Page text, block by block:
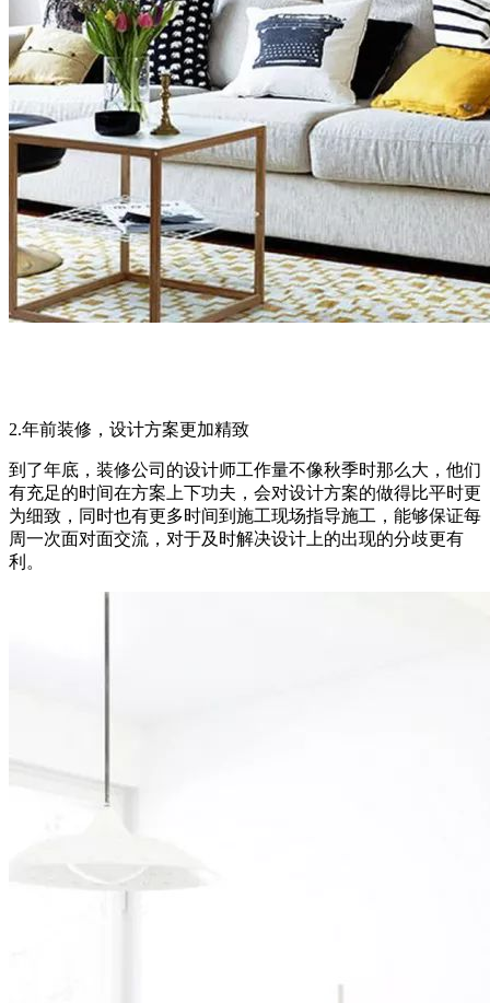
2.年前装修，设计方案更加精致
到了年底，装修公司的设计师工作量不像秋季时那么大，他们
有充足的时间在方案上下功夫，会对设计方案的做得比平时更
为细致，同时也有更多时间到施工现场指导施工，能够保证每
周一次面对面交流，对于及时解决设计上的出现的分歧更有
利。